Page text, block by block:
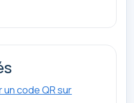
code QR sur